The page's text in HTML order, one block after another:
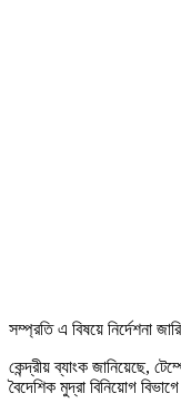
সম্প্রতি এ বিষয়ে নির্দেশনা
কেন্দ্রীয় ব্যাংক জানিয়েছে,
বৈদেশিক মুদ্রা বিনিয়োগ